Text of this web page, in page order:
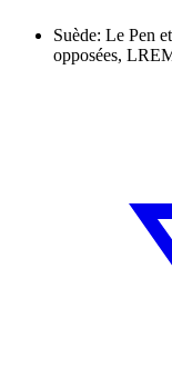
Suède: Le Pen
opposées,